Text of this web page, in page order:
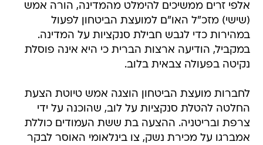
אלפי זרים ממשיכים להימלט מהמדינה, הורה אמש
(שישי) מזכ"ל האו"ם למועצת הביטחון לפעול
במהירות כדי לגבש חבילת סנקציות על המדינה.
במקביל, הודיעה ארצות הברית כי היא אינה פוסלת
נקיטה בפעולה צבאית בלוב.
לחברות מועצת הביטחון הוצגה אמש טיוטת הצעת
החלטה להטלת סנקציות על לוב, שהוכנה על ידי
צרפת ובריטניה. ההצעה בת ששת העמודים כוללת
אמברגו על מכירת נשק, צו בינלאומי האוסר לבקר